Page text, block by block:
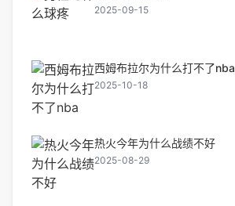
2025-09-15
西姆布拉尔为什么打不了nba
2025-10-18
热火今年为什么战绩不好
2025-08-29